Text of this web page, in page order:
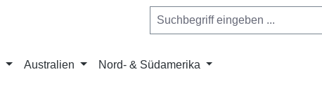
Australien Nord- & Südamerika